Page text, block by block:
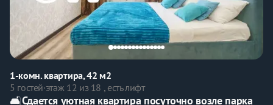
1-комн. квартира, 42 м2
5 гостей·этаж 12 из 18 , есть лифт
🛋️Сдается уютная квартира посуточно возле парка